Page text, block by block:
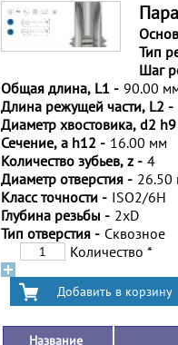
Тип
Шаг
Общая длина, L1 - 90.00
Длина режущей части, L2 -
Диаметр хвостовика, d2
Сечение, a h12 - 16.00 мм
Количество зубьев, z - 4
Диаметр отверстия - 26.50
Класс точности - ISO2/6H
Глубина резьбы - 2xD
Тип отверстия - Сквозное
Количество *
Название